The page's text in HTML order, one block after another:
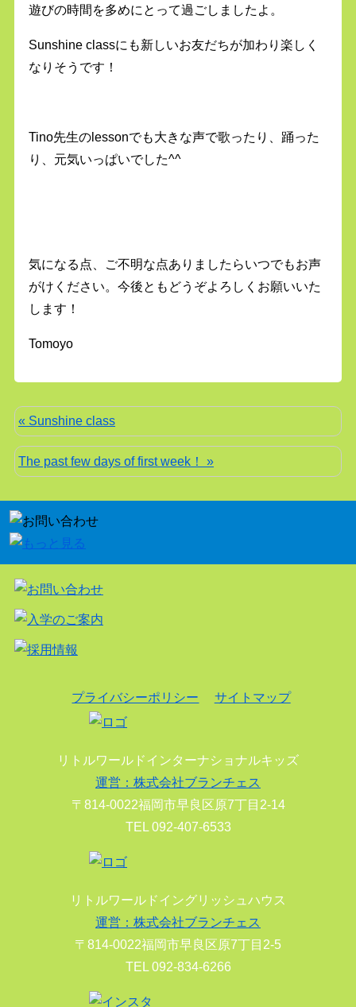
遊びの時間を多めにとって過ごしましたよ。
Sunshine classにも新しいお友だちが加わり楽しく
なりそうです！
Tino先生のlessonでも大きな声で歌ったり、踊った
り、元気いっぱいでした^^
気になる点、ご不明な点ありましたらいつでもお声
がけください。今後ともどうぞよろしくお願いいた
します！
Tomoyo
« Sunshine class
The past few days of first week！ »
プライバシーポリシー サイトマップ
リトルワールドインターナショナルキッズ
運営：株式会社ブランチェス
〒814-0022福岡市早良区原7丁目2-14
TEL 092-407-6533
リトルワールドイングリッシュハウス
運営：株式会社ブランチェス
〒814-0022福岡市早良区原7丁目2-5
TEL 092-834-6266